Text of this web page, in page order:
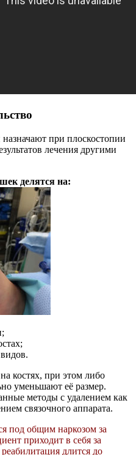
при плоскостопии
лечения другими
делятся на:
костях, при этом либо
уменьшают её размер.
методы с удалением как
связочного аппарата.
под общим наркозом за
приходит в себя за
длится до